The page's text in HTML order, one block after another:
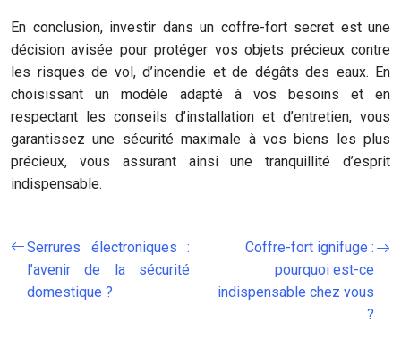
En conclusion, investir dans un coffre-fort secret est une
décision avisée pour protéger vos objets précieux contre
les risques de vol, d’incendie et de dégâts des eaux. En
choisissant un modèle adapté à vos besoins et en
respectant les conseils d’installation et d’entretien, vous
garantissez une sécurité maximale à vos biens les plus
précieux, vous assurant ainsi une tranquillité d’esprit
indispensable.
Serrures électroniques :
l’avenir de la sécurité
domestique ?
Coffre-fort ignifuge :
pourquoi est-ce
indispensable chez vous
?